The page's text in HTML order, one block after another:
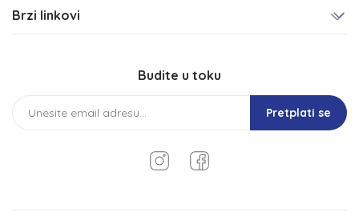
Brzi linkovi
Budite u toku
Pretplati se